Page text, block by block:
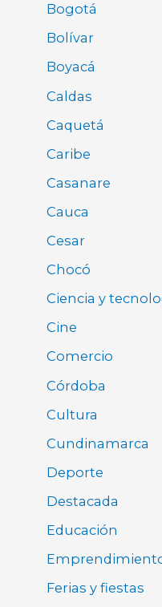
Bogotá
Bolívar
Boyacá
Caldas
Caquetá
Caribe
Casanare
Cauca
Cesar
Chocó
Ciencia y
Cine
Comercio
Córdoba
Cultura
Cundinamarca
Deporte
Destacada
Educación
Ferias y fiestas